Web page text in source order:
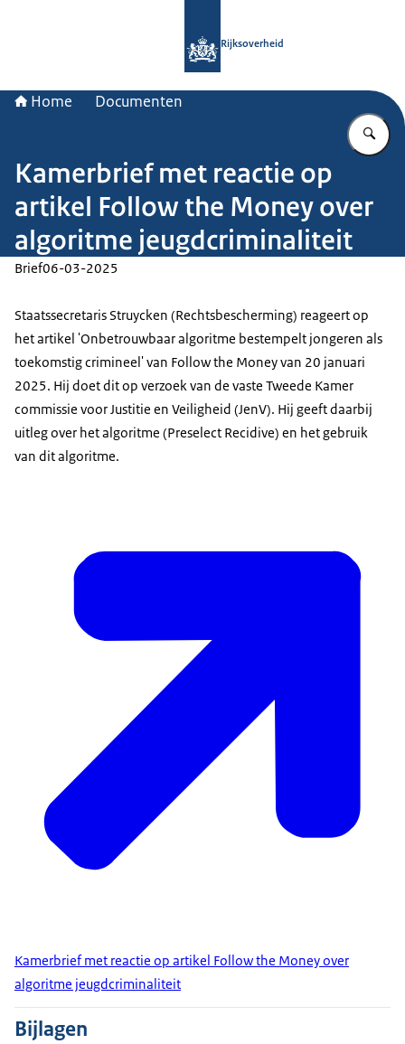
Rijksoverheid
Home Documenten
Kamerbrief met reactie op
artikel Follow the Money over
algoritme jeugdcriminaliteit
Brief06-03-2025
Staatssecretaris Struycken (Rechtsbescherming) reageert op
het artikel 'Onbetrouwbaar algoritme bestempelt jongeren als
toekomstig crimineel' van Follow the Money van 20 januari
2025. Hij doet dit op verzoek van de vaste Tweede Kamer
commissie voor Justitie en Veiligheid (JenV). Hij geeft daarbij
uitleg over het algoritme (Preselect Recidive) en het gebruik
van dit algoritme.
Kamerbrief met reactie op artikel Follow the Money over
algoritme jeugdcriminaliteit
Bijlagen